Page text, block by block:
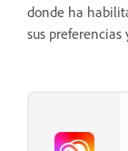
donde ha
sus preferencias